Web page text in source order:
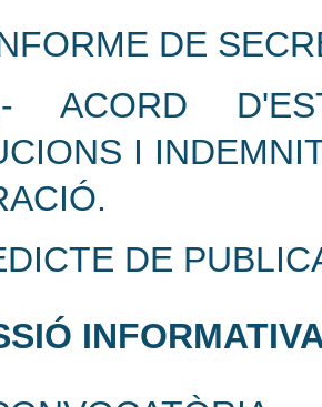
DE
ACORD
I
DE